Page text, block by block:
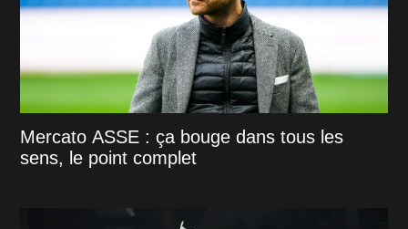
Mercato ASSE : ça bouge dans tous les
sens, le point complet